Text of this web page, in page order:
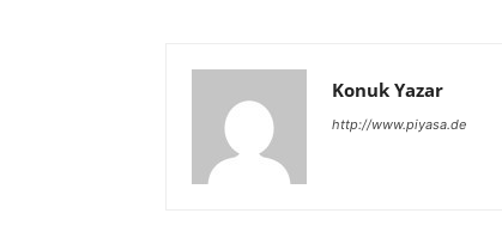
Konuk Yazar
http://www.piyasa.de